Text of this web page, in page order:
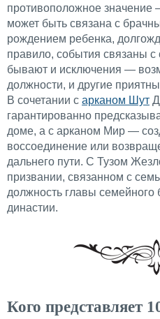
противоположное значение
может быть связана с
рождением ребенка,
правило, события связаны
бывают и исключения —
должности, и другие
В сочетании с арканом Шут
гарантированно
доме, а с арканом Мир —
воссоединение или
дальнего пути. С Тузом
призвании, связанном с
должность главы
династии.
Кого представляет